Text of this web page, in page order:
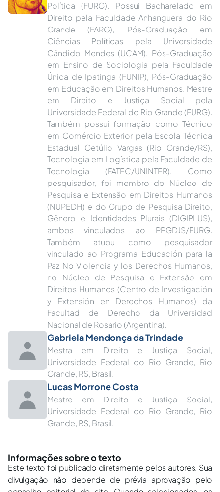
Política (FURG). Possui Bacharelado em
Direito pela Faculdade Anhanguera do Rio
Grande (FARG), Pós-Graduação em
Ciências Políticas pela Universidade
Cândido Mendes (UCAM), Pós-Graduação
em Ensino de Sociologia pela Faculdade
Única de Ipatinga (FUNIP), Pós-Graduação
em Educação em Direitos Humanos. Mestre
em Direito e Justiça Social pela
Universidade Federal do Rio Grande (FURG).
Também possui formação como Técnico
em Comércio Exterior pela Escola Técnica
Estadual Getúlio Vargas (Rio Grande/RS),
Tecnologia em Logística pela Faculdade de
Tecnologia (FATEC/UNINTER). Como
pesquisador, foi membro do Núcleo de
Pesquisa e Extensão em Direitos Humanos
(NUPEDH) e do Grupo de Pesquisa Direito,
Gênero e Identidades Plurais (DIGIPLUS),
ambos vinculados ao PPGDJS/FURG.
Também atuou como pesquisador
vinculado ao Programa Educación para la
Paz No Violencia y los Derechos Humanos,
no Núcleo de Pesquisa e Extensão em
Direitos Humanos (Centro de Investigación
y Extensión en Derechos Humanos) da
Facultad de Derecho da Universidad
Nacional de Rosario (Argentina).
Gabriela Mendonça da Trindade
Mestra em Direito e Justiça Social,
Universidade Federal do Rio Grande, Rio
Grande, RS, Brasil︎.
Lucas Morrone Costa
Mestre em Direito e Justiça Social,
Universidade Federal do Rio Grande, Rio
Grande, RS, Brasil︎.
Informações sobre o texto
Este texto foi publicado diretamente pelos autores. Sua
divulgação não depende de prévia aprovação pelo